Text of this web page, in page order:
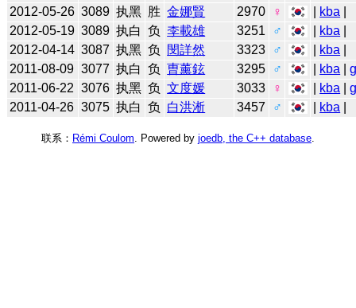
2012-05-26 3089 执黑 胜 金娜賢 2970 ♀ kba
2012-05-19 3089 执白 负 李載雄 3251 ♂ kba
2012-04-14 3087 执黑 负 閔詳然 3323 ♂ kba
2011-08-09 3077 执白 负 曺薰鉉 3295 ♂ kba |
2011-06-22 3076 执黑 负 文度媛 3033 ♀ kba |
2011-04-26 3075 执白 负 白洪淅 3457 ♂ kba
联系： Rémi Coulom . Powered by joedb, the C++ database